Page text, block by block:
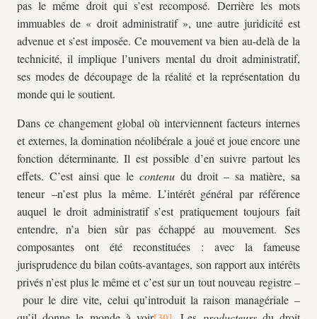
pas le même droit qui s’est recomposé. Derrière les mots
immuables de « droit administratif », une autre juridicité est
advenue et s’est imposée. Ce mouvement va bien au-delà de la
technicité, il implique l’univers mental du droit administratif,
ses modes de découpage de la réalité et la représentation du
monde qui le soutient.
Dans ce changement global où interviennent facteurs internes
et externes, la domination néolibérale a joué et joue encore une
fonction déterminante. Il est possible d’en suivre partout les
effets. C’est ainsi que lecontenu du droit – sa matière, sa
teneur –n’est plus la même. L’intérêt général par référence
auquel le droit administratif s’est pratiquement toujours fait
entendre, n’a bien sûr pas échappé au mouvement. Ses
composantes ont été reconstituées : avec la fameuse
jurisprudence du bilan coûts-avantages, son rapport aux intérêts
privés n’est plus le même et c’est sur un tout nouveau registre –
pour le dire vite, celui qu’introduit la raison managériale –